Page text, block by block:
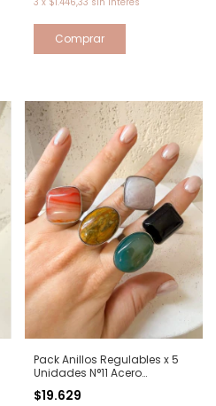
Comprar
Pack Anillos Regulables x 5
Unidades N°11 Acero
quirurgico
$19.629